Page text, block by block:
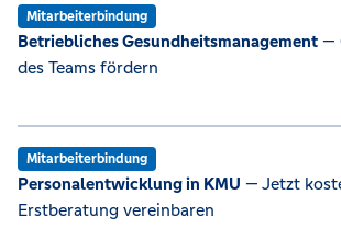
Mitarbeiterbindung
Betriebliches Gesundheitsmanagement —
des Teams fördern
Mitarbeiterbindung
Personalentwicklung in KMU — Jetzt
Erstberatung vereinbaren